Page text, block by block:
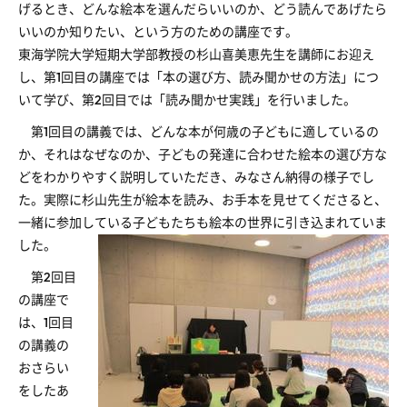
げるとき、どんな絵本を選んだらいいのか、どう読んであげたら
いいのか知りたい、という方のための講座です。
東海学院大学短期大学部教授の杉山喜美恵先生を講師にお迎え
し、第1回目の講座では「本の選び方、読み聞かせの方法」につ
いて学び、第2回目では「読み聞かせ実践」を行いました。
第1回目の講義では、どんな本が何歳の子どもに適しているの
か、それはなぜなのか、子どもの発達に合わせた絵本の選び方な
どをわかりやすく説明していただき、みなさん納得の様子でし
た。実際に杉山先生が絵本を読み、お手本を見せてくださると、
一緒に参加している子どもたちも絵本の世界に引き込まれていま
した。
第2回目
の講座で
は、1回目
の講義の
おさらい
をしたあ